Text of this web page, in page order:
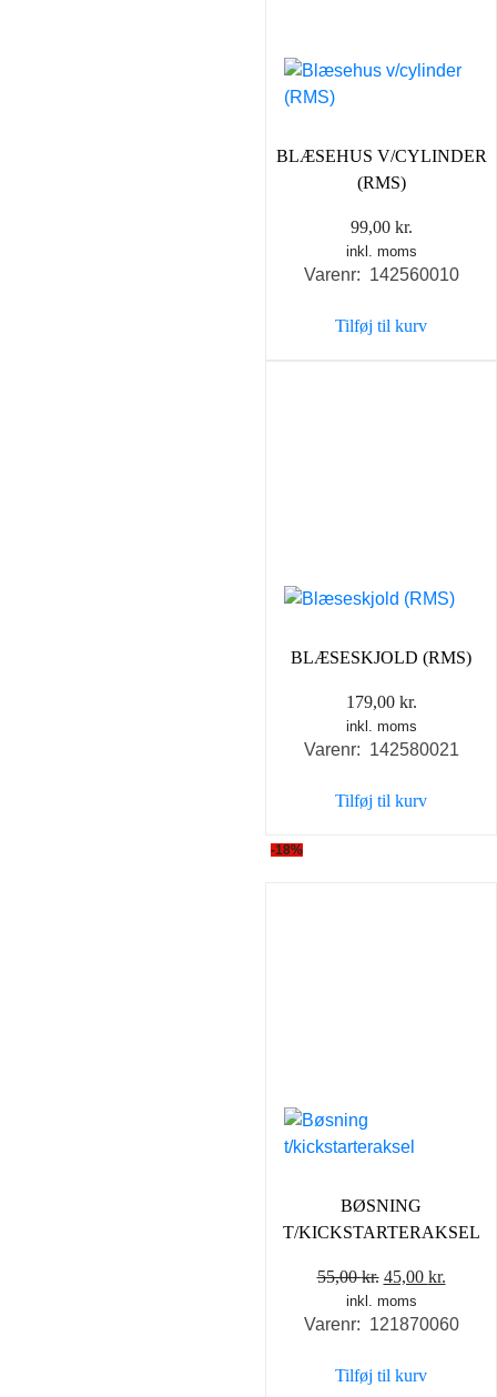
BLÆSEHUS V/CYLINDER
(RMS)
99,00 kr.
inkl. moms
Varenr: 142560010
Tilføj til kurv
BLÆSESKJOLD (RMS)
179,00 kr.
inkl. moms
Varenr: 142580021
Tilføj til kurv
-18%
BØSNING
T/KICKSTARTERAKSEL
55,00kr. Den
oprindelige
pris
55,00 kr..
45,00 kr.
pris
inkl. moms
Varenr: 121870060
Tilføj til kurv